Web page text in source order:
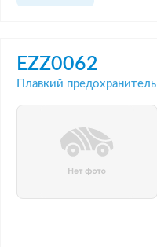
EZZ0062
Плавкий предохранитель